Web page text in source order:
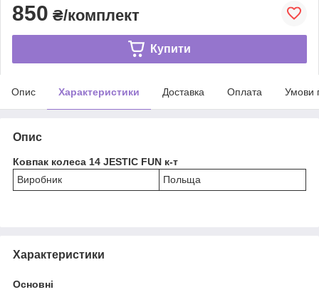
850 ₴/комплект
Купити
Опис Характеристики Доставка Оплата Умови
Опис
Ковпак колеса 14 JESTIC FUN к-т
Виробник
Польща
Характеристики
Основні